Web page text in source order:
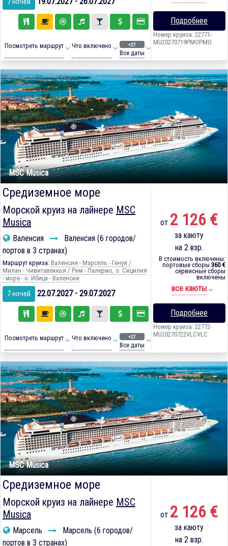
Посмотреть маршрут Что включено +27
Все даты
Подробнее
Номер круиза: 22771-
MU20270719PMOPMO
MSC Musica
Средиземное море
Морской круиз на лайнере MSC
Musica
Валенсия
Валенсия (6 городов/
портов в 3 странах)
Маршрут круиза: Валенсия - Марсель - Генуя /
Милан - Чивитавеккья / Рим - Палермо, о. Сицилия
- море - о. Ибица - Валенсия
7 ночей 22.07.2027 - 29.07.2027
Посмотреть маршрут Что включено +27
Все даты
от 2 126 €
за каюту
на 2 взр.
В стоимость включены:
портовые сборы 360 €
сервисные сборы
включены
все каюты
Подробнее
Номер круиза: 22772-
MU20270722VLCVLC
MSC Musica
Средиземное море
Морской круиз на лайнере MSC
Musica
Марсель
Марсель (6 городов/
портов в 3 странах)
от 2 126 €
за каюту
на 2 взр.